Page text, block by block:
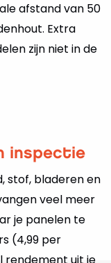
afstand van 50
Extra
zijn niet in de
inspectie
stof, bladeren en
veel meer
je panelen te
(4,99 per